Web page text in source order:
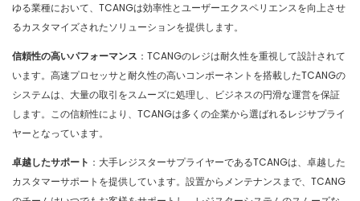
ゆる業種において、TCANGは効率性とユーザーエクスペリエンスを向上させ
るカスタマイズされたソリューションを提供します。
信頼性の高いパフォーマンス ：TCANGのレジは耐久性を重視して設計されて
います。高速プロセッサと耐久性の高いコンポーネントを搭載したTCANGの
システムは、大量の取引をスムーズに処理し、ビジネスの円滑な運営を保証
します。この信頼性により、TCANGは多くの企業から選ばれるレジサプライ
ヤーとなっています。
卓越したサポート ：大手レジスターサプライヤーであるTCANGは、卓越した
カスタマーサポートを提供しています。設置からメンテナンスまで、TCANG